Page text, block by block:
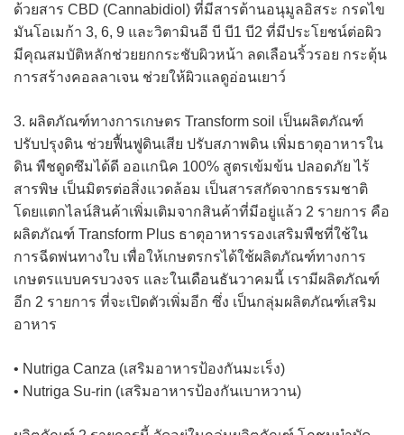
ด้วยสาร CBD (Cannabidiol) ที่มีสารต้านอนุมูลอิสระ กรดไข
มันโอเมก้า 3, 6, 9 และวิตามินอี บี บี1 บี2 ที่มีประโยชน์ต่อผิว
มีคุณสมบัติหลักช่วยยกกระชับผิวหน้า ลดเลือนริ้วรอย กระตุ้น
การสร้างคอลลาเจน ช่วยให้ผิวแลดูอ่อนเยาว์
3. ผลิตภัณฑ์ทางการเกษตร Transform soil เป็นผลิตภัณฑ์
ปรับปรุงดิน ช่วยฟื้นฟูดินเสีย ปรับสภาพดิน เพิ่มธาตุอาหารใน
ดิน พืชดูดซึมได้ดี ออแกนิค 100% สูตรเข้มข้น ปลอดภัย ไร้
สารพิษ เป็นมิตรต่อสิ่งแวดล้อม เป็นสารสกัดจากธรรมชาติ
โดยแตกไลน์สินค้าเพิ่มเติมจากสินค้าที่มีอยู่แล้ว 2 รายการ คือ
ผลิตภัณฑ์ Transform Plus ธาตุอาหารรองเสริมพืชที่ใช้ใน
การฉีดพ่นทางใบ เพื่อให้เกษตรกรได้ใช้ผลิตภัณฑ์ทางการ
เกษตรแบบครบวงจร และในเดือนธันวาคมนี้ เรามีผลิตภัณฑ์
อีก 2 รายการ ที่จะเปิดตัวเพิ่มอีก ซึ่ง เป็นกลุ่มผลิตภัณฑ์เสริม
อาหาร
• Nutriga Canza (เสริมอาหารป้องกันมะเร็ง)
• Nutriga Su-rin (เสริมอาหารป้องกันเบาหวาน)